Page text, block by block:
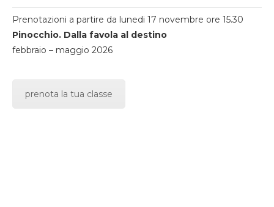
Prenotazioni a partire da lunedi 17 novembre ore 15.30
Pinocchio. Dalla favola al destino
febbraio – maggio 2026
prenota la tua classe